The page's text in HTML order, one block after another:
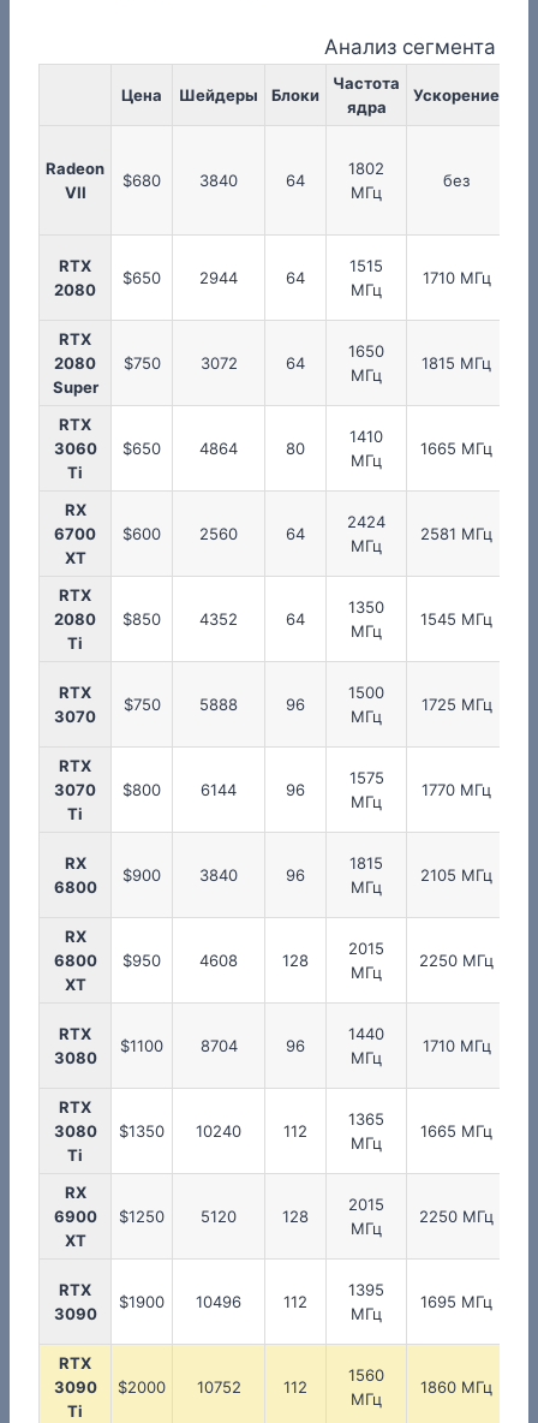
Анализ сегмента
Цена Шейдеры Блоки
Частота
ядра
Ускорение
Radeon
VII
$680 3840 64
1802
МГц
без
RTX
2080
$650 2944 64
1515
МГц
1710 МГц
RTX
2080
Super
$750 3072 64
1650
МГц
1815 МГц
RTX
3060
Ti
$650 4864 80
1410
МГц
1665 МГц
RX
6700
XT
$600 2560 64
2424
МГц
2581 МГц
RTX
2080
Ti
$850 4352 64
1350
МГц
1545 МГц
RTX
3070
$750 5888 96
1500
МГц
1725 МГц
RTX
3070
Ti
$800 6144 96
1575
МГц
1770 МГц
RX
6800
$900 3840 96
1815
МГц
2105 МГц
RX
6800
XT
$950 4608 128
2015
МГц
2250 МГц
RTX
3080
$1100 8704 96
1440
МГц
1710 МГц
RTX
3080
Ti
$1350 10240 112
1365
МГц
1665 МГц
RX
6900
XT
$1250 5120 128
2015
МГц
2250 МГц
RTX
3090
$1900 10496 112
1395
МГц
1695 МГц
RTX
3090
Ti
$2000 10752 112
1560
МГц
1860 МГц